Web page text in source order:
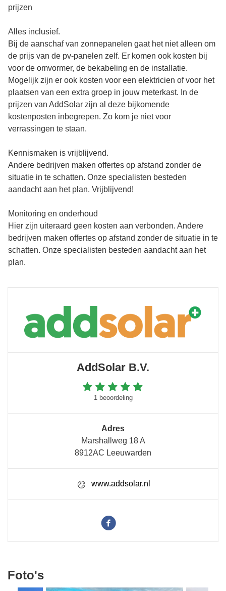
prijzen
Alles inclusief.
Bij de aanschaf van zonnepanelen gaat het niet alleen om
de prijs van de pv-panelen zelf. Er komen ook kosten bij
voor de omvormer, de bekabeling en de installatie.
Mogelijk zijn er ook kosten voor een elektricien of voor het
plaatsen van een extra groep in jouw meterkast. In de
prijzen van AddSolar zijn al deze bijkomende
kostenposten inbegrepen. Zo kom je niet voor
verrassingen te staan.
Kennismaken is vrijblijvend.
Andere bedrijven maken offertes op afstand zonder de
situatie in te schatten. Onze specialisten besteden
aandacht aan het plan. Vrijblijvend!
Monitoring en onderhoud
Hier zijn uiteraard geen kosten aan verbonden. Andere
bedrijven maken offertes op afstand zonder de situatie in te
schatten. Onze specialisten besteden aandacht aan het
plan.
AddSolar B.V.
1 beoordeling
Adres
Marshallweg 18 A
8912AC Leeuwarden
www.addsolar.nl
Foto's